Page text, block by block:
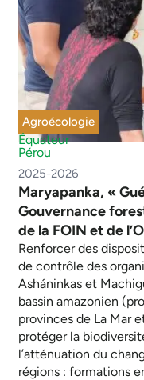
Agroécologie
Équateur
Pérou
2025-2026
Maryapanka, «
Gouvernance
de la FOIN et de
Renforcer des
de contrôle des
Asháninkas et
bassin amazonien
provinces de La Mar
protéger la
l’atténuation du
régions : formations